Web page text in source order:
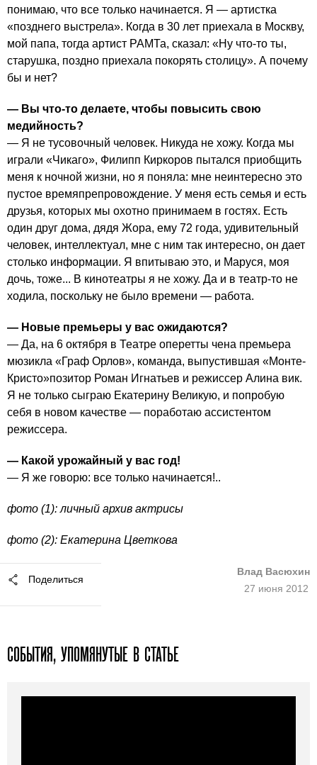
понимаю, что все только начинается. Я — артистка
«позднего выстрела». Когда в 30 лет приехала в Москву,
мой папа, тогда артист РАМТа, сказал: «Ну что-то ты,
старушка, поздно приехала покорять столицу». А почему
бы и нет?
— Вы что-то делаете, чтобы повысить свою
медийность?
— Я не тусовочный человек. Никуда не хожу. Когда мы
играли «Чикаго», Филипп Киркоров пытался приобщить
меня к ночной жизни, но я поняла: мне неинтересно это
пустое времяпрепровождение. У меня есть семья и есть
друзья, которых мы охотно принимаем в гостях. Есть
один друг дома, дядя Жора, ему 72 года, удивительный
человек, интеллектуал, мне с ним так интересно, он дает
столько информации. Я впитываю это, и Маруся, моя
дочь, тоже... В кинотеатры я не хожу. Да и в театр-то не
ходила, поскольку не было времени — работа.
— Новые премьеры у вас ожидаются?
— Да, на 6 октября в Театре оперетты чена премьера
мюзикла «Граф Орлов», команда, выпустившая «Монте-
Кристо»позитор Роман Игнатьев и режиссер Алина вик.
Я не только сыграю Екатерину Великую, и попробую
себя в новом качестве — поработаю ассистентом
режиссера.
— Какой урожайный у вас год!
— Я же говорю: все только начинается!..
фото (1): личный архив актрисы
фото (2): Екатерина Цветкова
Поделиться
Влад Васюхин
27 июня 2012
СОБЫТИЯ, УПОМЯНУТЫЕ В СТАТЬЕ